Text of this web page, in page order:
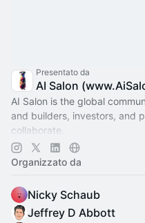
Presentato da
AI Salon
AI Salon is the global
and builders, investors, and
collaborate.
Decentralized, chapter-
Organizzato da
Nicky Schaub
Jeffrey D Abbott